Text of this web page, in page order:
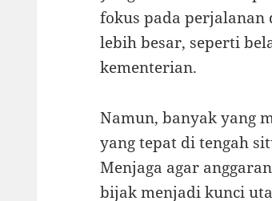
fokus pada perjalanan
lebih besar, seperti
kementerian.
Namun, banyak yang
yang tepat di tengah
Menjaga agar
bijak menjadi kunci